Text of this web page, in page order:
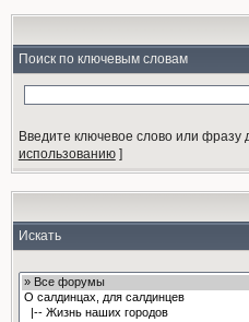
Поиск по ключевым словам
Введите ключевое слово или фразу
использованию]
Искать